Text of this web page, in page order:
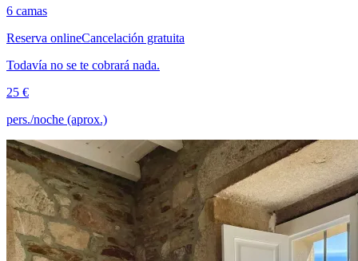
6 camas
Reserva onlineCancelación gratuita
Todavía no se te cobrará nada.
25 €
pers./noche (aprox.)